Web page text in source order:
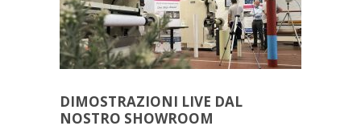
DIMOSTRAZIONI LIVE DAL
NOSTRO SHOWROOM